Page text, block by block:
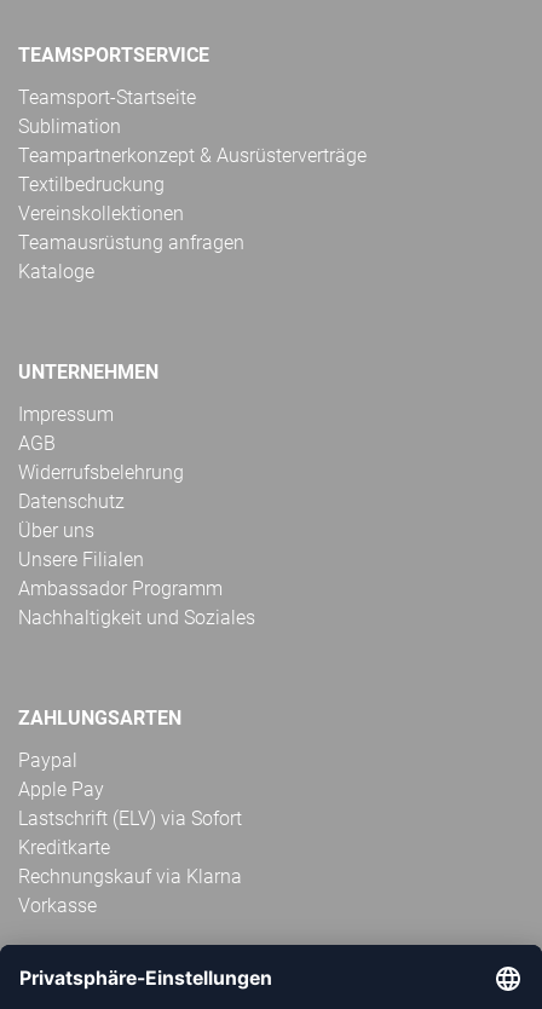
TEAMSPORTSERVICE
Teamsport-Startseite
Sublimation
Teampartnerkonzept & Ausrüsterverträge
Textilbedruckung
Vereinskollektionen
Teamausrüstung anfragen
Kataloge
UNTERNEHMEN
Impressum
AGB
Widerrufsbelehrung
Datenschutz
Über uns
Unsere Filialen
Ambassador Programm
Nachhaltigkeit und Soziales
ZAHLUNGSARTEN
Paypal
Apple Pay
Lastschrift (ELV) via Sofort
Kreditkarte
Rechnungskauf via Klarna
Vorkasse
ABONNIERE JETZT DEN KOSTENLOSEN